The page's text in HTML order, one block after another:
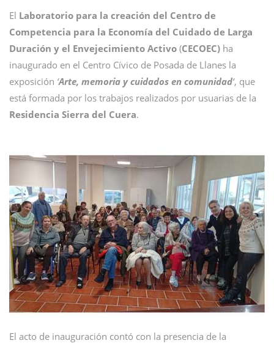
El Laboratorio para la creación del Centro de
Competencia para la Economía del Cuidado de Larga
Duración y el Envejecimiento Activo (CECOEC) ha
inaugurado en el Centro Cívico de Posada de Llanes la
exposición ‘Arte, memoria y cuidados en comunidad‘, que
está formada por los trabajos realizados por usuarias de la
Residencia Sierra del Cuera.
El acto de inauguración contó con la presencia de la